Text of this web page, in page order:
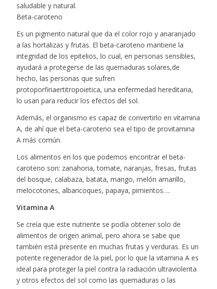
saludable y natural.
Beta-caroteno
Es un pigmento natural que da el color rojo y anaranjado
a las hortalizas y frutas. El beta-caroteno mantiene la
integridad de los epitelios, lo cual, en personas sensibles,
ayudará a protegerse de las quemaduras solares,de
hecho, las personas que sufren
protoporfiriaertitropoietica, una enfermedad hereditaria,
lo usan para reducir los efectos del sol.
Además, el organismo es capaz de convertirlo en vitamina
A, de ahí que el beta-caroteno sea el tipo de provitamina
A más común.
Los alimentos en los que podemos encontrar el beta-
caroteno son: zanahoria, tomate, naranjas, fresas, frutas
del bosque, calabaza, batata, mango, melón amarillo,
melocotones, albaricoques, papaya, pimientos….
Vitamina A
Se creía que este nutriente se podía obtener solo de
alimentos de origen animal, pero ahora se sabe que
también está presente en muchas frutas y verduras. Es un
potente regenerador de la piel, por lo que la vitamina A es
ideal para proteger la piel contra la radiación ultraviolenta
y otros efectos del sol como las quemaduras o las